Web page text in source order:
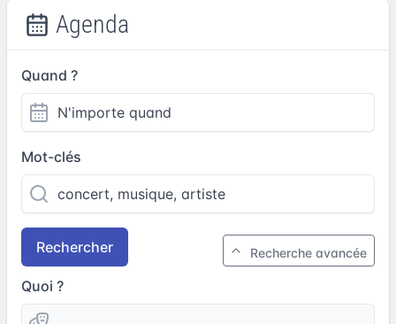
Agenda
Quand ?
Mot-clés
Rechercher Recherche avancée
Quoi ?